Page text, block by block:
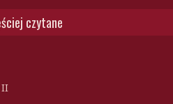
czytane
II